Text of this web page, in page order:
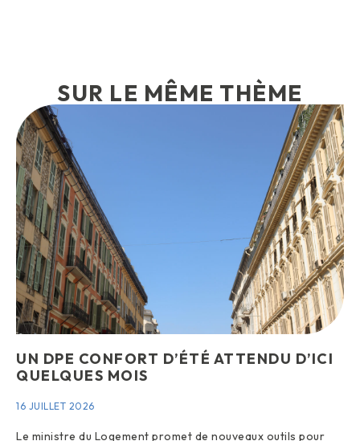
SUR LE MÊME THÈME
UN DPE CONFORT D’ÉTÉ ATTENDU D’ICI
QUELQUES MOIS
16 JUILLET 2026
Le ministre du Logement promet de nouveaux outils pour